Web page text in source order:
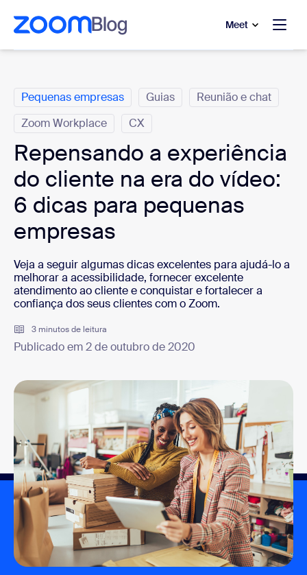
principal
chat de ajuda
Meet
Pequenas empresas Guias
Reunião e chat
Zoom Workplace
CX
Repensando a experiência
do cliente na era do vídeo:
6 dicas para pequenas
empresas
Veja a seguir algumas dicas excelentes para ajudá-lo a
melhorar a acessibilidade, fornecer excelente
atendimento ao cliente e conquistar e fortalecer a
confiança dos seus clientes com o Zoom.
3 minutos de leitura
Publicado em 2 de outubro de 2020